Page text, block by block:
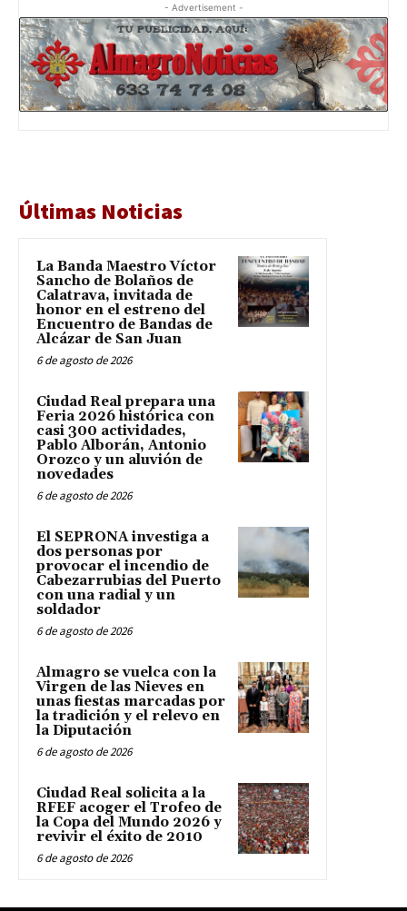
- Advertisement -
Últimas Noticias
La Banda Maestro Víctor
Sancho de Bolaños de
Calatrava, invitada de
honor en el estreno del
Encuentro de Bandas de
Alcázar de San Juan
6 de agosto de 2026
Ciudad Real prepara una
Feria 2026 histórica con
casi 300 actividades,
Pablo Alborán, Antonio
Orozco y un aluvión de
novedades
6 de agosto de 2026
El SEPRONA investiga a
dos personas por
provocar el incendio de
Cabezarrubias del Puerto
con una radial y un
soldador
6 de agosto de 2026
Almagro se vuelca con la
Virgen de las Nieves en
unas fiestas marcadas por
la tradición y el relevo en
la Diputación
6 de agosto de 2026
Ciudad Real solicita a la
RFEF acoger el Trofeo de
la Copa del Mundo 2026 y
revivir el éxito de 2010
6 de agosto de 2026